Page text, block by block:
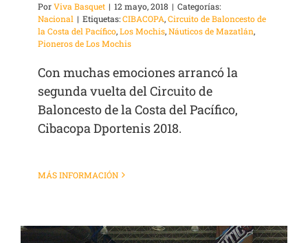
PorViva Basquet | 12 mayo, 2018 | Categorías:
Nacional | Etiquetas:CIBACOPA,Circuito de Baloncesto de
la Costa del Pacífico,Los Mochis,Náuticos de Mazatlán,
Pioneros de Los Mochis
Con muchas emociones arrancó la
segunda vuelta del Circuito de
Baloncesto de la Costa del Pacífico,
Cibacopa Dportenis 2018.
MÁS INFORMACIÓN